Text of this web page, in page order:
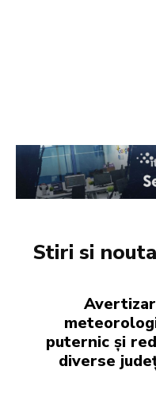
Stiri si
puternic și
diverse